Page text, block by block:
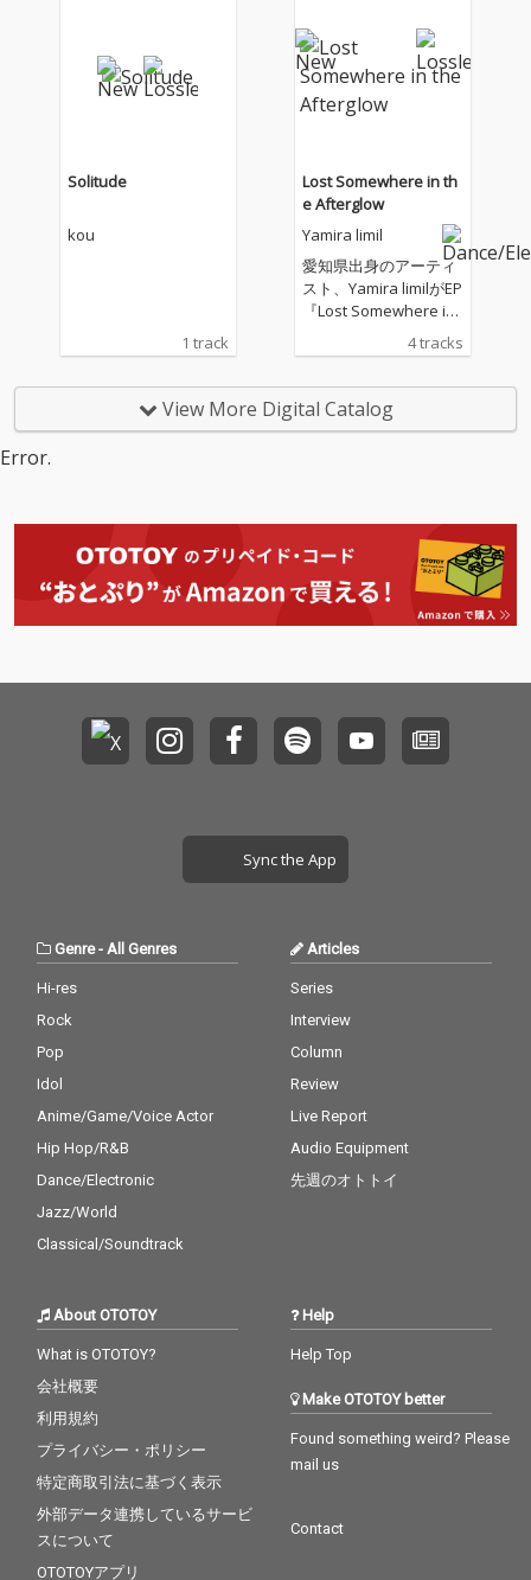
Solitude
kou
1 track
Lost Somewhere in th
e Afterglow
Yamira limil
愛知県出身のアーティ
スト、Yamira limilがEP
『Lost Somewhere in t
he Afterglow』をリリ
ース。 本作は、日常の
や言葉を、ボタニカと
いう自然的なモチーフ
まり、時間の経過とと
もに輪郭を帯びながら
鮮明になっていく構成
を採用。タイトルの『L
ost Somewhere in the
かに描き出している。
4 tracks
View More Digital Catalog
Error.
Sync the App
Genre-All Genres
Hi-res
Rock
Pop
Idol
Anime/Game/Voice Actor
Hip Hop/R&B
Dance/Electronic
Jazz/World
Classical/Soundtrack
Articles
Series
Interview
Column
Review
Live Report
Audio Equipment
先週のオトトイ
About OTOTOY
What is OTOTOY?
会社概要
利用規約
プライバシー・ポリシー
特定商取引法に基づく表示
外部データ連携しているサービ
スについて
OTOTOYアプリ
Help
Help Top
Make OTOTOY better
Found something weird? Please
mail us
Contact